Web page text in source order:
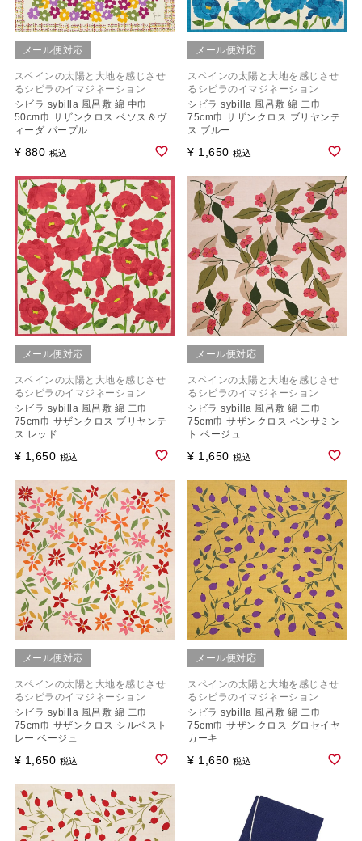
メール便対応
スペインの太陽と大地を感じさせ
るシビラのイマジネーション
シビラ sybilla 風呂敷 綿 中巾
50cm巾 サザンクロス ベソス＆ヴ
ィーダ パープル
¥ 880 税込
メール便対応
スペインの太陽と大地を感じさせ
るシビラのイマジネーション
シビラ sybilla 風呂敷 綿 二巾
75cm巾 サザンクロス ブリヤンテ
ス ブルー
¥ 1,650 税込
メール便対応
スペインの太陽と大地を感じさせ
るシビラのイマジネーション
シビラ sybilla 風呂敷 綿 二巾
75cm巾 サザンクロス ブリヤンテ
ス レッド
¥ 1,650 税込
メール便対応
スペインの太陽と大地を感じさせ
るシビラのイマジネーション
シビラ sybilla 風呂敷 綿 二巾
75cm巾 サザンクロス ペンサミン
ト ベージュ
¥ 1,650 税込
メール便対応
スペインの太陽と大地を感じさせ
るシビラのイマジネーション
シビラ sybilla 風呂敷 綿 二巾
75cm巾 サザンクロス シルベスト
レー ベージュ
¥ 1,650 税込
メール便対応
スペインの太陽と大地を感じさせ
るシビラのイマジネーション
シビラ sybilla 風呂敷 綿 二巾
75cm巾 サザンクロス グロセイヤ
カーキ
¥ 1,650 税込